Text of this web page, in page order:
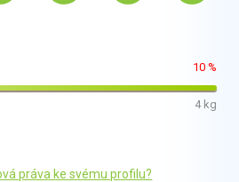
10 %
4 kg
práva ke svému profilu?